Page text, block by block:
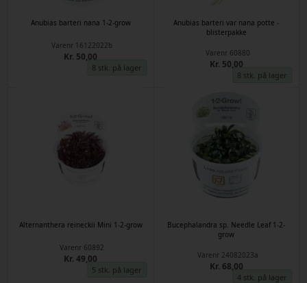
8 stk. på lager
Anubias barteri nana 1-2-grow
Varenr 16122022b
Kr. 50,00
8 stk. på lager
Anubias barteri var nana potte -
blisterpakke
Varenr 60880
Kr. 50,00
5 stk. på lager
Alternanthera reineckii Mini 1-2-grow
Varenr 60892
Kr. 49,00
4 stk. på lager
Bucephalandra sp. Needle Leaf 1-2-
grow
Varenr 24082023a
Kr. 68,00